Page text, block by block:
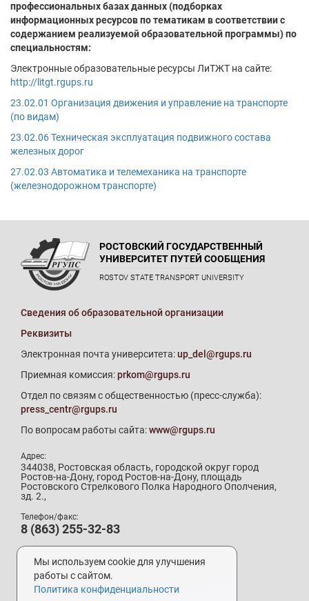
профессиональных базах данных (подборках
информационных ресурсов по тематикам в соответствии с
содержанием реализуемой образовательной программы) по
специальностям:
Электронные образовательные ресурсы ЛиТЖТ на сайте:
http://litgt.rgups.ru
23.02.01 Организация движения и управление на транспорте
(по видам)
23.02.06 Техническая эксплуатация подвижного состава
железных дорог
27.02.03 Автоматика и телемеханика на транспорте
(железнодорожном транспорте)
РОСТОВСКИЙ ГОСУДАРСТВЕННЫЙ
УНИВЕРСИТЕТ ПУТЕЙ СООБЩЕНИЯ
ROSTOV STATE TRANSPORT UNIVERSITY
Сведения об образовательной организации
Реквизиты
Электронная почта университета:up_del@rgups.ru
Приемная комиссия:prkom@rgups.ru
Отдел по связям с общественностью (пресс-служба):
press_centr@rgups.ru
По вопросам работы сайта:www@rgups.ru
Адрес:
344038, Ростовская область, городской округ город
Ростов-на-Дону, город Ростов-на-Дону, площадь
Ростовского Стрелкового Полка Народного Ополчения,
зд. 2.,
Телефон/факс:
8 (863) 255-32-83
Телефон приемной комиссии:
8 (800) 707-19-29
8 (863) 272-64-88
Мы используем cookie для улучшения
работы с сайтом.
Политика конфиденциальности